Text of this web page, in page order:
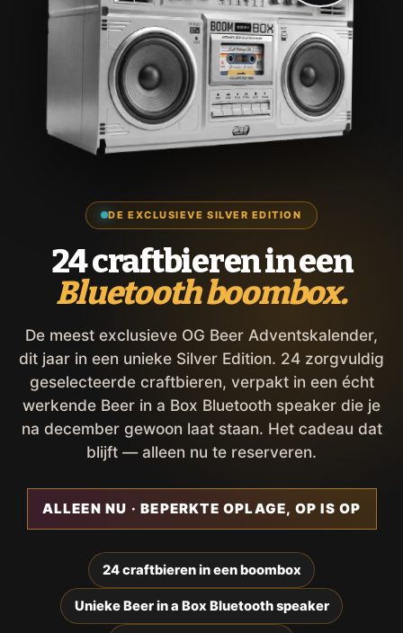
DE EXCLUSIEVE SILVER EDITION
24 craftbieren in een
Bluetooth boombox.
De meest exclusieve OG Beer Adventskalender,
dit jaar in een unieke Silver Edition. 24 zorgvuldig
geselecteerde craftbieren, verpakt in een écht
werkende Beer in a Box Bluetooth speaker die je
na december gewoon laat staan. Het cadeau dat
blijft — alleen nu te reserveren.
ALLEEN NU · BEPERKTE OPLAGE, OP IS OP
24 craftbieren in een boombox
Unieke Beer in a Box Bluetooth speaker